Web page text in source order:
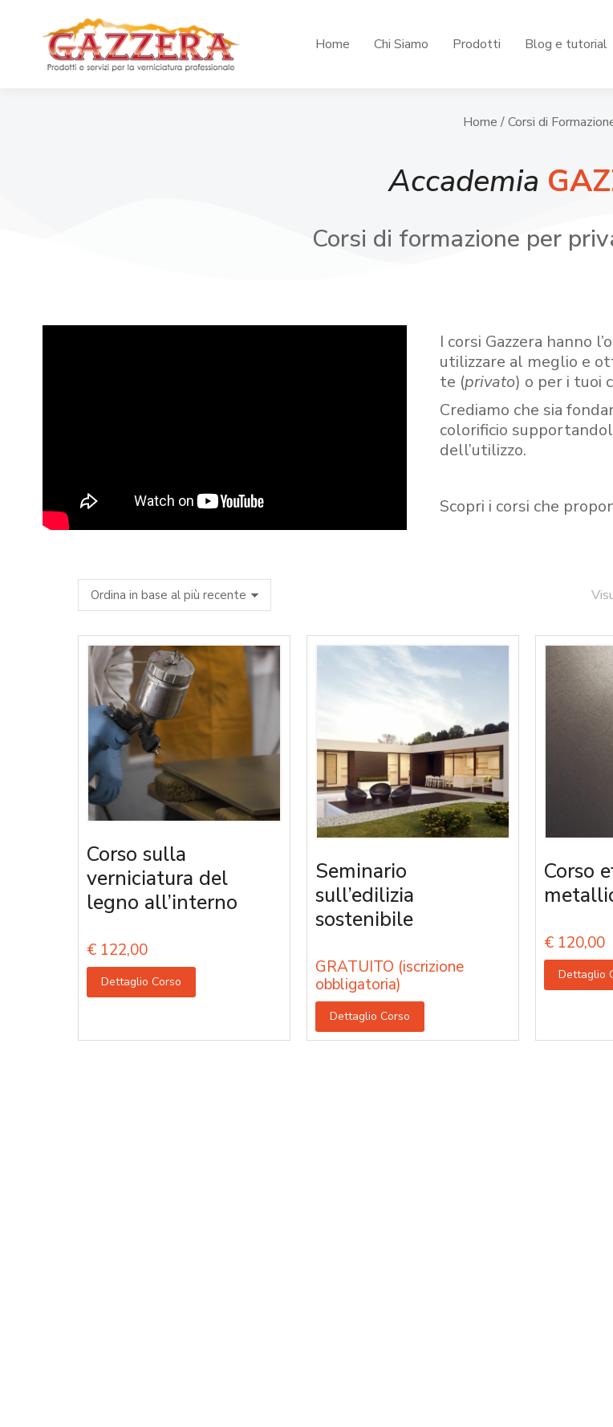
Home Chi Siamo Prodotti Blog e tutorial
Home / Corsi di
Accademia
Corsi di formazione per
I corsi Gazzera hanno
utilizzare al meglio e
te (privato) o per i tuoi
Crediamo che sia
colorificio
dell’utilizzo.
Scopri i corsi che
Corso sulla
verniciatura del
legno all’interno
€ 122,00
Dettaglio Corso
Seminario
sull’edilizia
sostenibile
GRATUITO (iscrizione
obbligatoria)
Dettaglio Corso
Corso
€ 120,00
Dettaglio